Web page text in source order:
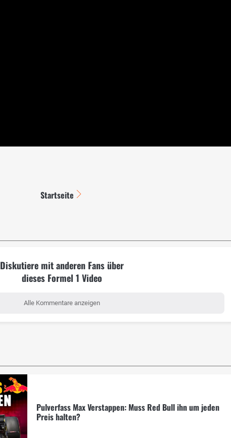
Startseite
Diskutiere mit anderen Fans über
dieses Formel 1 Video
Alle Kommentare anzeigen
Pulverfass Max Verstappen: Muss Red Bull ihn um jeden
Preis halten?